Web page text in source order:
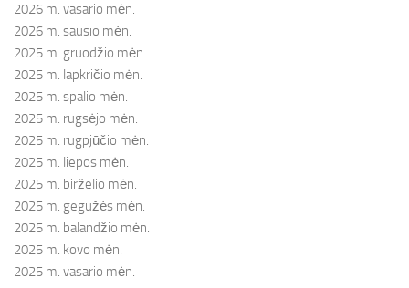
2026 m. vasario mėn.
2026 m. sausio mėn.
2025 m. gruodžio mėn.
2025 m. lapkričio mėn.
2025 m. spalio mėn.
2025 m. rugsėjo mėn.
2025 m. rugpjūčio mėn.
2025 m. liepos mėn.
2025 m. birželio mėn.
2025 m. gegužės mėn.
2025 m. balandžio mėn.
2025 m. kovo mėn.
2025 m. vasario mėn.